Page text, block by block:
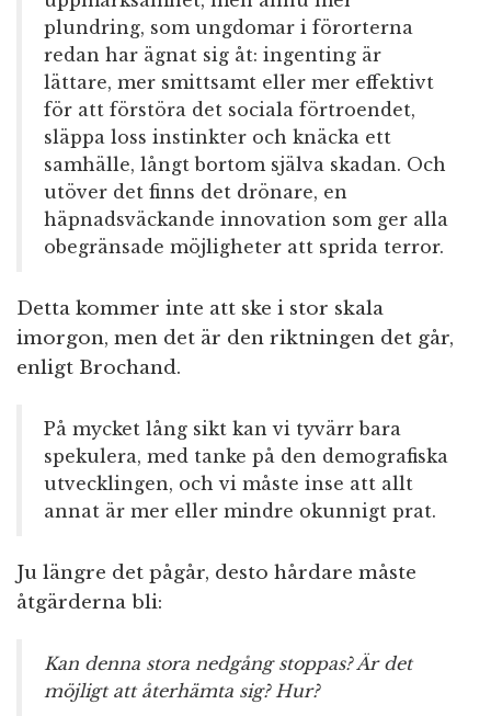
plundring, som ungdomar i förorterna
redan har ägnat sig åt: ingenting är
lättare, mer smittsamt eller mer effektivt
för att förstöra det sociala förtroendet,
släppa loss instinkter och knäcka ett
samhälle, långt bortom själva skadan. Och
utöver det finns det drönare, en
häpnadsväckande innovation som ger alla
obegränsade möjligheter att sprida terror.
Detta kommer inte att ske i stor skala
imorgon, men det är den riktningen det går,
enligt Brochand.
På mycket lång sikt kan vi tyvärr bara
spekulera, med tanke på den demografiska
utvecklingen, och vi måste inse att allt
annat är mer eller mindre okunnigt prat.
Ju längre det pågår, desto hårdare måste
åtgärderna bli:
Kan denna stora nedgång stoppas? Är det
möjligt att återhämta sig? Hur?